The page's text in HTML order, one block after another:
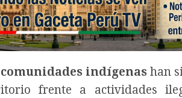
comunidades indígenas han
frente a actividades